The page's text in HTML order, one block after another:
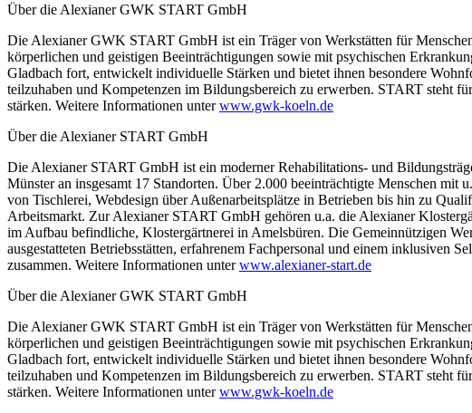
Über die Alexianer GWK START GmbH
Die Alexianer GWK START GmbH ist ein Träger von Werkstätten für
körperlichen und geistigen Beeinträchtigungen sowie mit psychischen
Gladbach fort, entwickelt individuelle Stärken und bietet ihnen besondere
teilzuhaben und Kompetenzen im Bildungsbereich zu erwerben. START steht
stärken. Weitere Informationen unterwww.gwk-koeln.de
Über die Alexianer START GmbH
Die Alexianer START GmbH ist ein moderner Rehabilitations- und
Münster an insgesamt 17 Standorten. Über 2.000 beeinträchtigte Menschen
von Tischlerei, Webdesign über Außenarbeitsplätze in Betrieben bis hin zu
Arbeitsmarkt. Zur Alexianer START GmbH gehören u.a. die Alexianer
im Aufbau befindliche, Klostergärtnerei in Amelsbüren. Die Gemeinnützigen
ausgestatteten Betriebsstätten, erfahrenem Fachpersonal und einem inklusiven
zusammen. Weitere Informationen unterwww.alexianer-start.de
Über die Alexianer GWK START GmbH
Die Alexianer GWK START GmbH ist ein Träger von Werkstätten für
körperlichen und geistigen Beeinträchtigungen sowie mit psychischen
Gladbach fort, entwickelt individuelle Stärken und bietet ihnen besondere
teilzuhaben und Kompetenzen im Bildungsbereich zu erwerben. START steht
stärken. Weitere Informationen unterwww.gwk-koeln.de